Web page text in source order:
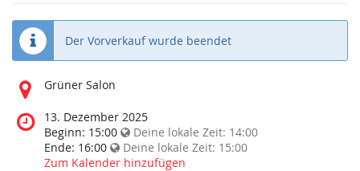
Der Vorverkauf wurde beendet
Wo
diese
Veranstaltung
statt?
Grüner Salon
Wann
findet
diese
Veranstaltung
13. Dezember 2025
Beginn: 15:00 Deine lokale Zeit: 14:00
Ende: 16:00 Deine lokale Zeit: 15:00
Zum Kalender hinzufügen